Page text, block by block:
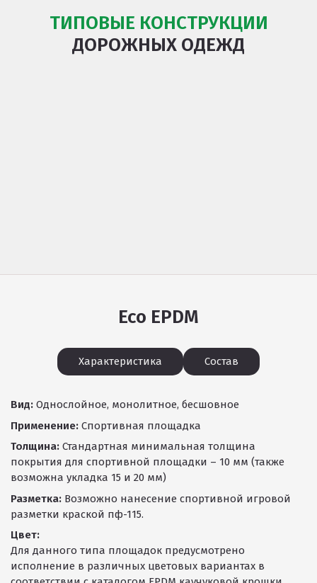
ТИПОВЫЕ КОНСТРУКЦИИ
ДОРОЖНЫХ ОДЕЖД
Eco EPDM
Характеристика Состав
Вид: Однослойное, монолитное, бесшовное
Применение: Спортивная площадка
Толщина: Стандартная минимальная толщина
покрытия для спортивной площадки – 10 мм (также
возможна укладка 15 и 20 мм)
Разметка: Возможно нанесение спортивной игровой
разметки краской пф-115.
Цвет:
Для данного типа площадок предусмотрено
исполнение в различных цветовых вариантах в